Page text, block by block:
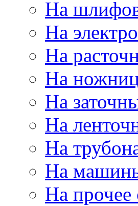
На
На
На
На
На
На
На
На
На прочее